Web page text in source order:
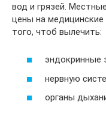
вод и грязей.
цены на медицинские
того, чтоб вылечить:
эндокринные
нервную
органы